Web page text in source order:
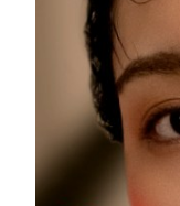
Luxemburgo
Macau, RAE da
Malásia
Malta